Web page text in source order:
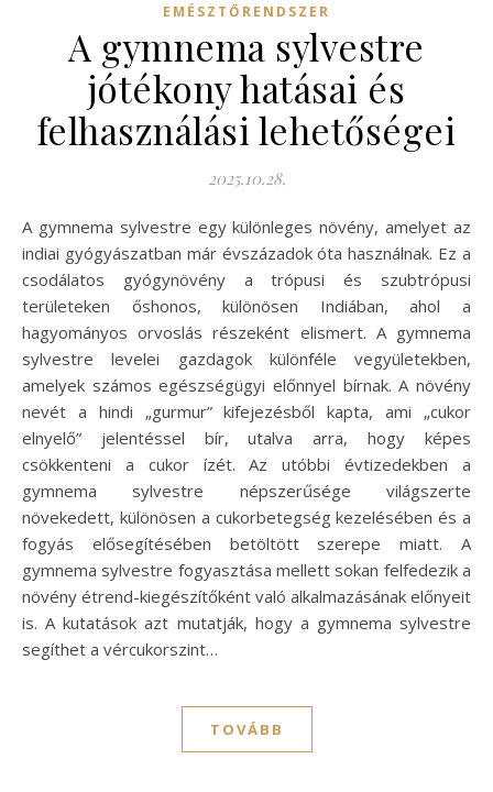
EMÉSZTŐRENDSZER
A gymnema sylvestre
jótékony hatásai és
felhasználási lehetőségei
2025.10.28.
A gymnema sylvestre egy különleges növény, amelyet az
indiai gyógyászatban már évszázadok óta használnak. Ez a
csodálatos gyógynövény a trópusi és szubtrópusi
területeken őshonos, különösen Indiában, ahol a
hagyományos orvoslás részeként elismert. A gymnema
sylvestre levelei gazdagok különféle vegyületekben,
amelyek számos egészségügyi előnnyel bírnak. A növény
nevét a hindi „gurmur” kifejezésből kapta, ami „cukor
elnyelő” jelentéssel bír, utalva arra, hogy képes
csökkenteni a cukor ízét. Az utóbbi évtizedekben a
gymnema sylvestre népszerűsége világszerte
növekedett, különösen a cukorbetegség kezelésében és a
fogyás elősegítésében betöltött szerepe miatt. A
gymnema sylvestre fogyasztása mellett sokan felfedezik a
növény étrend-kiegészítőként való alkalmazásának előnyeit
is. A kutatások azt mutatják, hogy a gymnema sylvestre
segíthet a vércukorszint…
TOVÁBB